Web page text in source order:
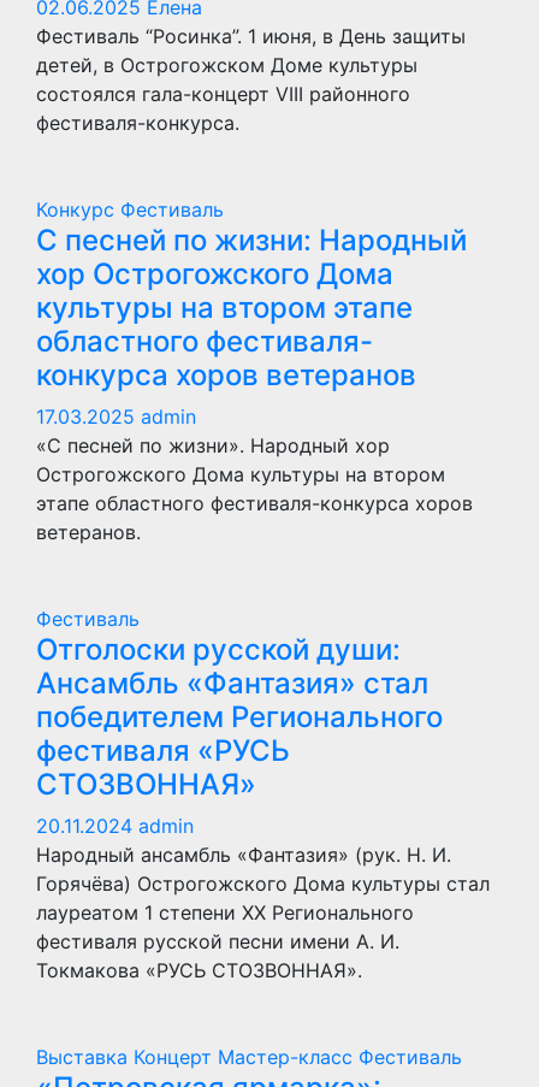
02.06.2025 Елена
Фестиваль “Росинка”. 1 июня, в День защиты
детей, в Острогожском Доме культуры
состоялся гала-концерт VIII районного
фестиваля-конкурса.
Конкурс Фестиваль
С песней по жизни: Народный
хор Острогожского Дома
культуры на втором этапе
областного фестиваля-
конкурса хоров ветеранов
17.03.2025 admin
«С песней по жизни». Народный хор
Острогожского Дома культуры на втором
этапе областного фестиваля-конкурса хоров
ветеранов.
Фестиваль
Отголоски русской души:
Ансамбль «Фантазия» стал
победителем Регионального
фестиваля «РУСЬ
СТОЗВОННАЯ»
20.11.2024 admin
Народный ансамбль «Фантазия» (рук. Н. И.
Горячёва) Острогожского Дома культуры стал
лауреатом 1 степени XX Регионального
фестиваля русской песни имени А. И.
Токмакова «РУСЬ СТОЗВОННАЯ».
Выставка Концерт Мастер-класс Фестиваль